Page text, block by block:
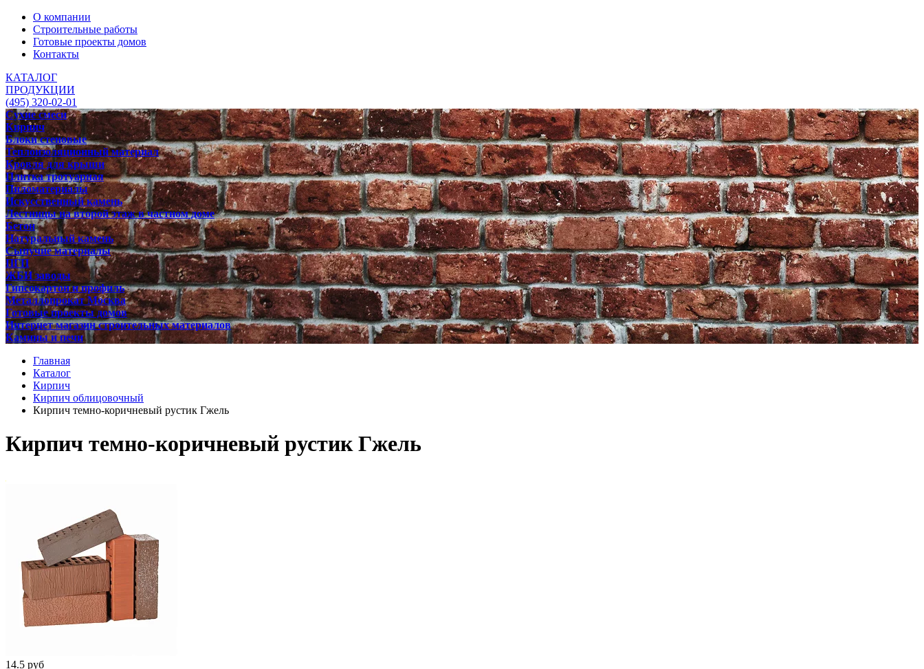
О компании
Строительные работы
Готовые проекты домов
Контакты
КАТАЛОГ
ПРОДУКЦИИ
(495) 320-02-01
Сухие смеси
Кирпич
Блоки стеновые
Теплоизоляционный материал
Кровля для крыши
Плитка тротуарная
Пиломатериалы
Искусственный камень
Лестницы на второй этаж в частном доме
Бетон
Натуральный камень
Сыпучие материалы
ПГП
ЖБИ заводы
Гипсокартон и профиль
Металлопрокат Москва
Готовые проекты домов
Интернет магазин строительных материалов
Камины и печи
Главная
Каталог
Кирпич
Кирпич облицовочный
Кирпич темно-коричневый рустик Гжель
Кирпич темно-коричневый рустик Гжель
14.5 руб